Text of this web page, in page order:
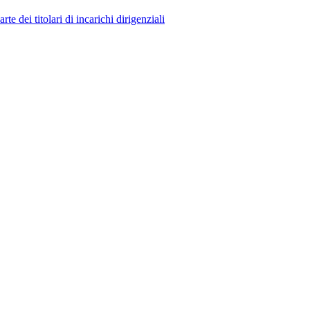
dei titolari di incarichi dirigenziali